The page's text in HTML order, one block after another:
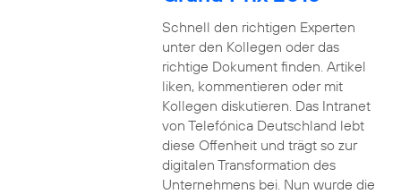
Schnell den richtigen Experten
unter den Kollegen oder das
richtige Dokument finden. Artikel
liken, kommentieren oder mit
Kollegen diskutieren. Das Intranet
von Telefónica Deutschland lebt
diese Offenheit und trägt so zur
digitalen Transformation des
Unternehmens bei. Nun wurde die